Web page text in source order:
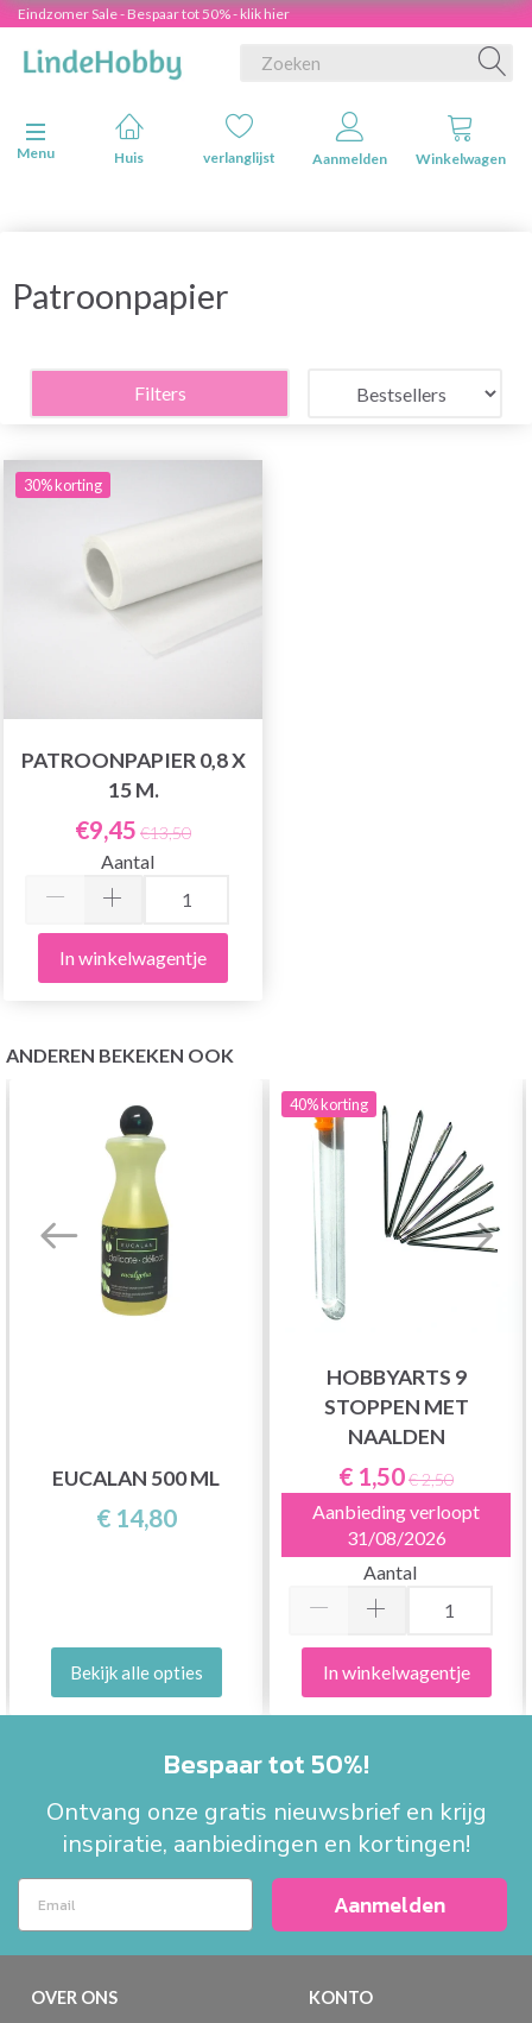
Eindzomer Sale - Bespaar tot 50% - klik hier
Navigatie in-/uitschakelen
Menu
Huis verlanglijst Aanmelden Winkelwagen
Patroonpapier
Filters
30% korting
PATROONPAPIER 0,8 X
15 M.
€9,45 €13,50
Aantal
In winkelwagentje
ANDEREN BEKEKEN OOK
EUCALAN 500 ML
€ 14,80
Bekijk alle opties
40%korting
HOBBYARTS 9
STOPPEN MET
NAALDEN
€ 1,50€ 2,50
Aanbieding verloopt
31/08/2026
Aantal
In winkelwagentje
Bespaar tot 50%!
Ontvang onze gratis nieuwsbrief en krijg
inspiratie, aanbiedingen en kortingen!
Aanmelden
OVER ONS KONTO